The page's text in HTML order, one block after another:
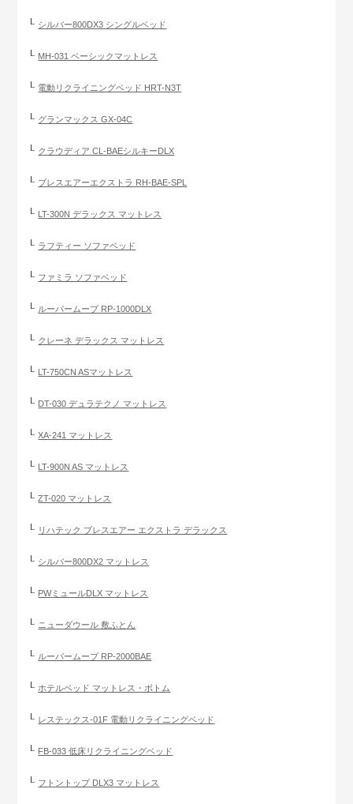
シルバー800DX3 シングルベッド
MH-031 ベーシックマットレス
電動リクライニングベッド HRT-N3T
グランマックス GX-04C
クラウディア CL-BAEシルキーDLX
ブレスエアーエクストラ RH-BAE-SPL
LT-300N デラックス マットレス
ラフティー ソファベッド
ファミラ ソファベッド
ルーパームーブ RP-1000DLX
クレーネ デラックス マットレス
LT-750CN ASマットレス
DT-030 デュラテクノ マットレス
XA-241 マットレス
LT-900N AS マットレス
ZT-020 マットレス
リハテック ブレスエアー エクストラ デラックス
シルバー800DX2 マットレス
PWミュールDLX マットレス
ニューダウール 敷ふとん
ルーパームーブ RP-2000BAE
ホテルベッド マットレス・ボトム
レステックス-01F 電動リクライニングベッド
FB-033 低床リクライニングベッド
フトントップ DLX3 マットレス